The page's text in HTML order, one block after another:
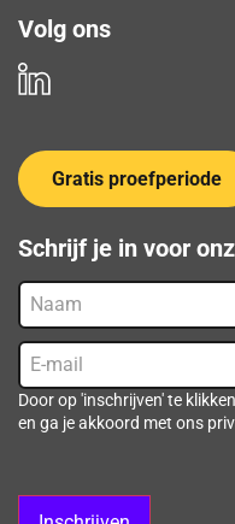
Volg ons
Gratis proefperiode
Schrijf je in voor
Naam
E-
mail(Vereist)
Door op 'inschrijven' te
en ga je akkoord met ons